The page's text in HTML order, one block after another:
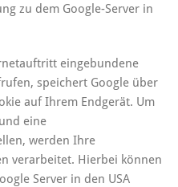
zu dem Google-Server in
eingebundene
speichert Google über
auf Ihrem Endgerät. Um
eine
werden Ihre
verarbeitet. Hierbei können
Server in den USA